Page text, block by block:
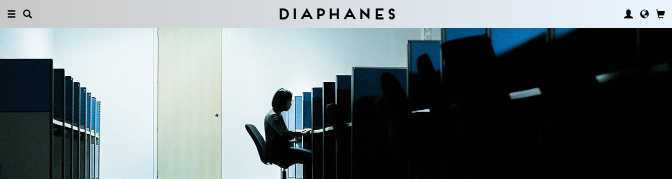
Diaphanes